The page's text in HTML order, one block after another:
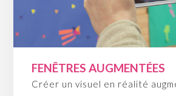
FENÊTRES AUGMENTÉES
Créer un visuel en réalité